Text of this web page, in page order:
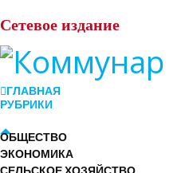
Сетевое издание
ГЛАВНАЯ
РУБРИКИ
ОБЩЕСТВО
ЭКОНОМИКА
СЕЛЬСКОЕ ХОЗЯЙСТВО